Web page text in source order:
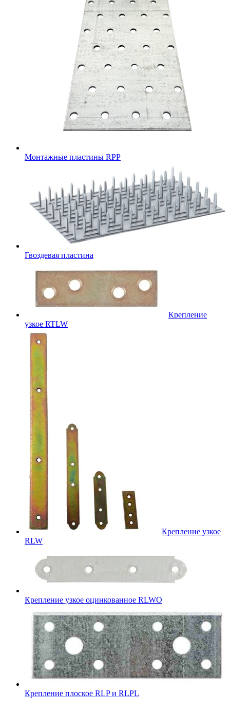
Монтажные пластины RPP
Гвоздевая пластина
Крепление
узкое RTLW
Крепление узкое
RLW
Крепление узкое оцинкованное RLWO
Крепление плоское RLP и RLPL